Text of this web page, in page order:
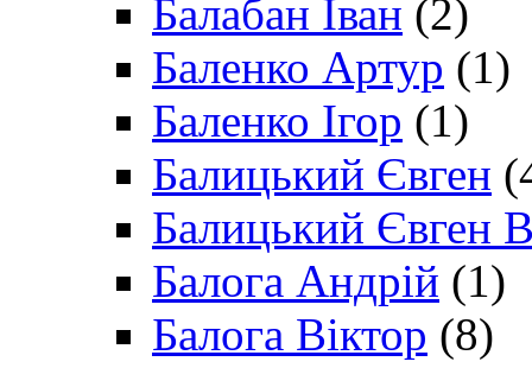
Балабан Іван (2)
Баленко Артур (1)
Баленко Ігор (1)
Балицький Євген
Балицький Євген
Балога Андрій (1)
Балога Віктор (8)